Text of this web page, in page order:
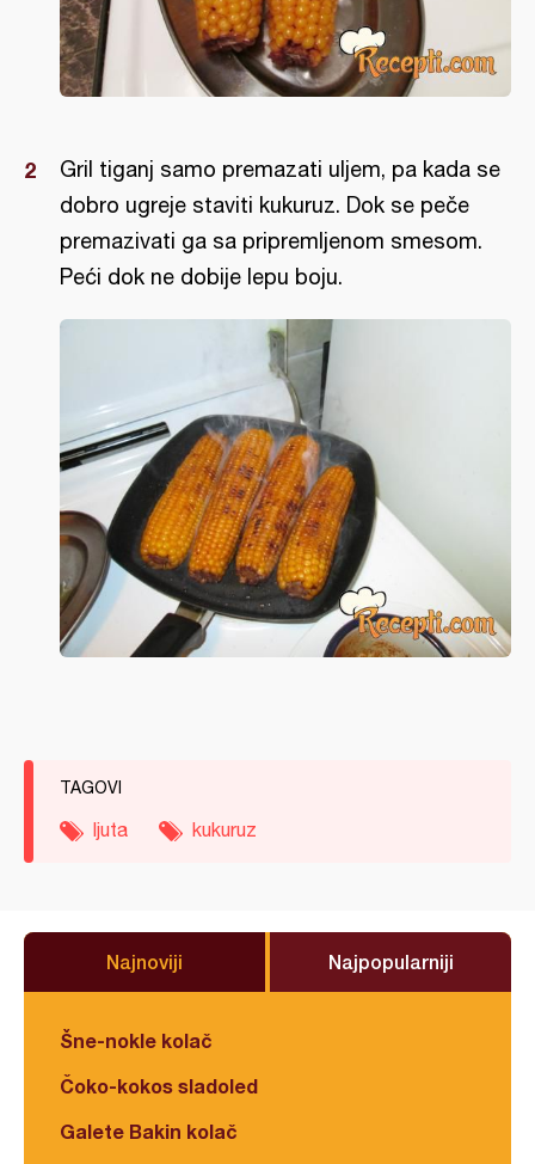
Gril tiganj samo premazati uljem, pa kada se
dobro ugreje staviti kukuruz. Dok se peče
premazivati ga sa pripremljenom smesom.
Peći dok ne dobije lepu boju.
TAGOVI
ljuta kukuruz
Najnoviji Najpopularniji
Šne-nokle kolač
Čoko-kokos sladoled
Galete Bakin kolač